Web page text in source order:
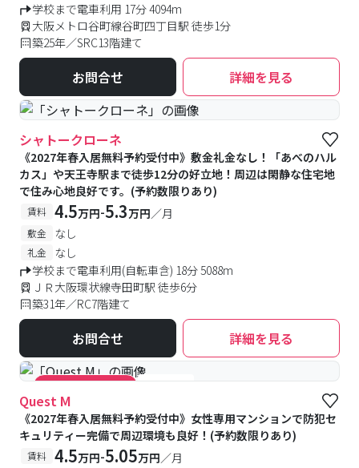
学校まで電車利用 17分 4094m
大阪メトロ谷町線谷町四丁目駅 徒歩1分
築25年／SRC13階建て
お問合せ 詳細を見る
シャトークローネ
《2027年春入居無料予約受付中》敷金礼金なし！「あべのハル
カス」や天王寺駅まで徒歩12分の好立地！周辺は閑静な住宅地
で住み心地良好です。(予約数限りあり)
賃料 4.5万円-5.3万円／月
敷金 なし
礼金
なし
学校まで電車利用(自転車含) 18分 5088m
ＪＲ大阪環状線寺田町駅 徒歩6分
築31年／RC7階建て
お問合せ 詳細を見る
#キャンペーン実施中 #女性専用
Quest M
《2027年春入居無料予約受付中》女性専用マンションで防犯セ
キュリティー完備で周辺環境も良好！(予約数限りあり)
賃料 4.5万円-5.05万円／月